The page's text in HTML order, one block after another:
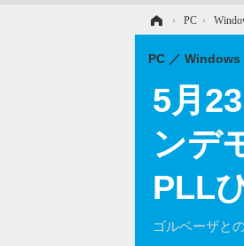
› PC ›
5月
ンデ
PLL
ゴルベーザと
PC Windows